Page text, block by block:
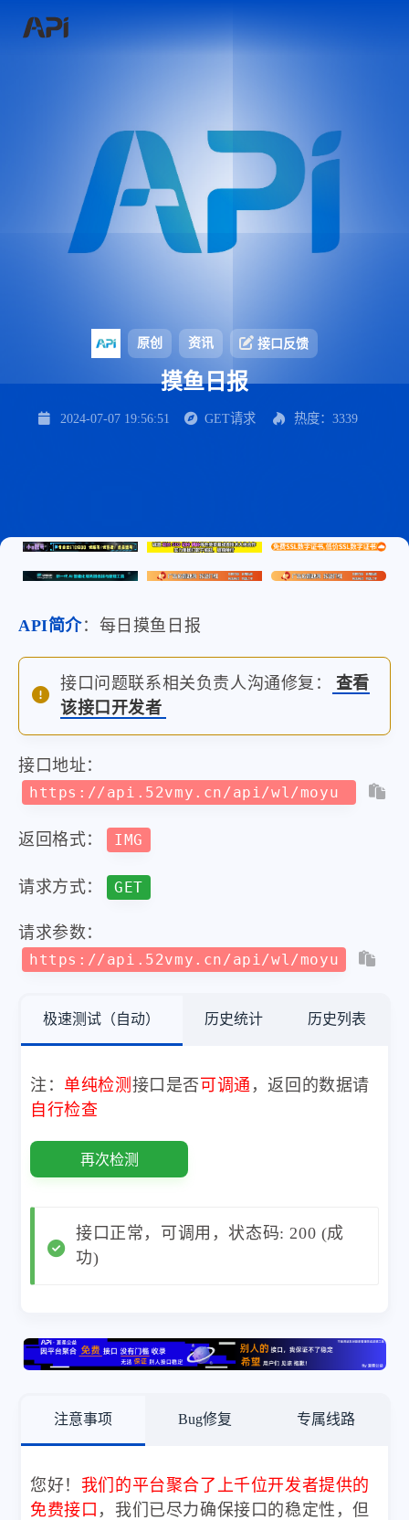
原创 资讯 接口反馈
摸鱼日报
2024-07-07 19:56:51 GET请求 热度：3339
API简介：每日摸鱼日报
接口问题联系相关负责人沟通修复：
查看
该接口开发者
接口地址：
https://api.52vmy.cn/api/wl/moyu
返回格式： IMG
请求方式： GET
请求参数：
https://api.52vmy.cn/api/wl/moyu
极速测试（自动） 历史统计 历史列表
注： 单纯检测 接口是否 可调通 ，返回的数据请
自行检查
再次检测
接口正常，可调用，状态码: 200 (成
功)
注意事项 Bug修复 专属线路
您好！ 我们的平台聚合了上千位开发者提供的
免费接口 ，我们已尽力确保接口的稳定性，但